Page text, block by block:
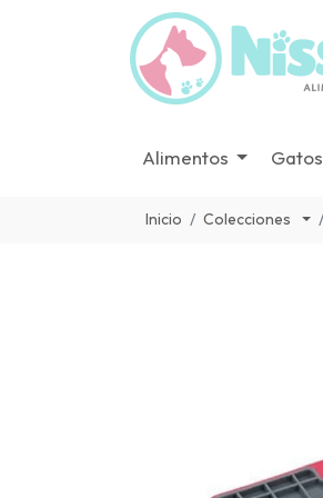
Alimentos Gatos
Inicio Colecciones